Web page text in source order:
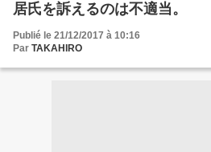
居氏を訴えるのは不適当。
Publié le 21/12/2017 à 10:16
Par TAKAHIRO